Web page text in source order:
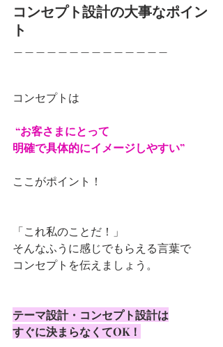
コンセプト設計の大事なポイン
ト
コンセプトは
“お客さまにとって
明確で具体的にイメージしやすい”
ここがポイント！
「これ私のことだ！」
そんなふうに感じでもらえる言葉で
コンセプトを伝えましょう。
テーマ設計・コンセプト設計は
すぐに決まらなくてOK！